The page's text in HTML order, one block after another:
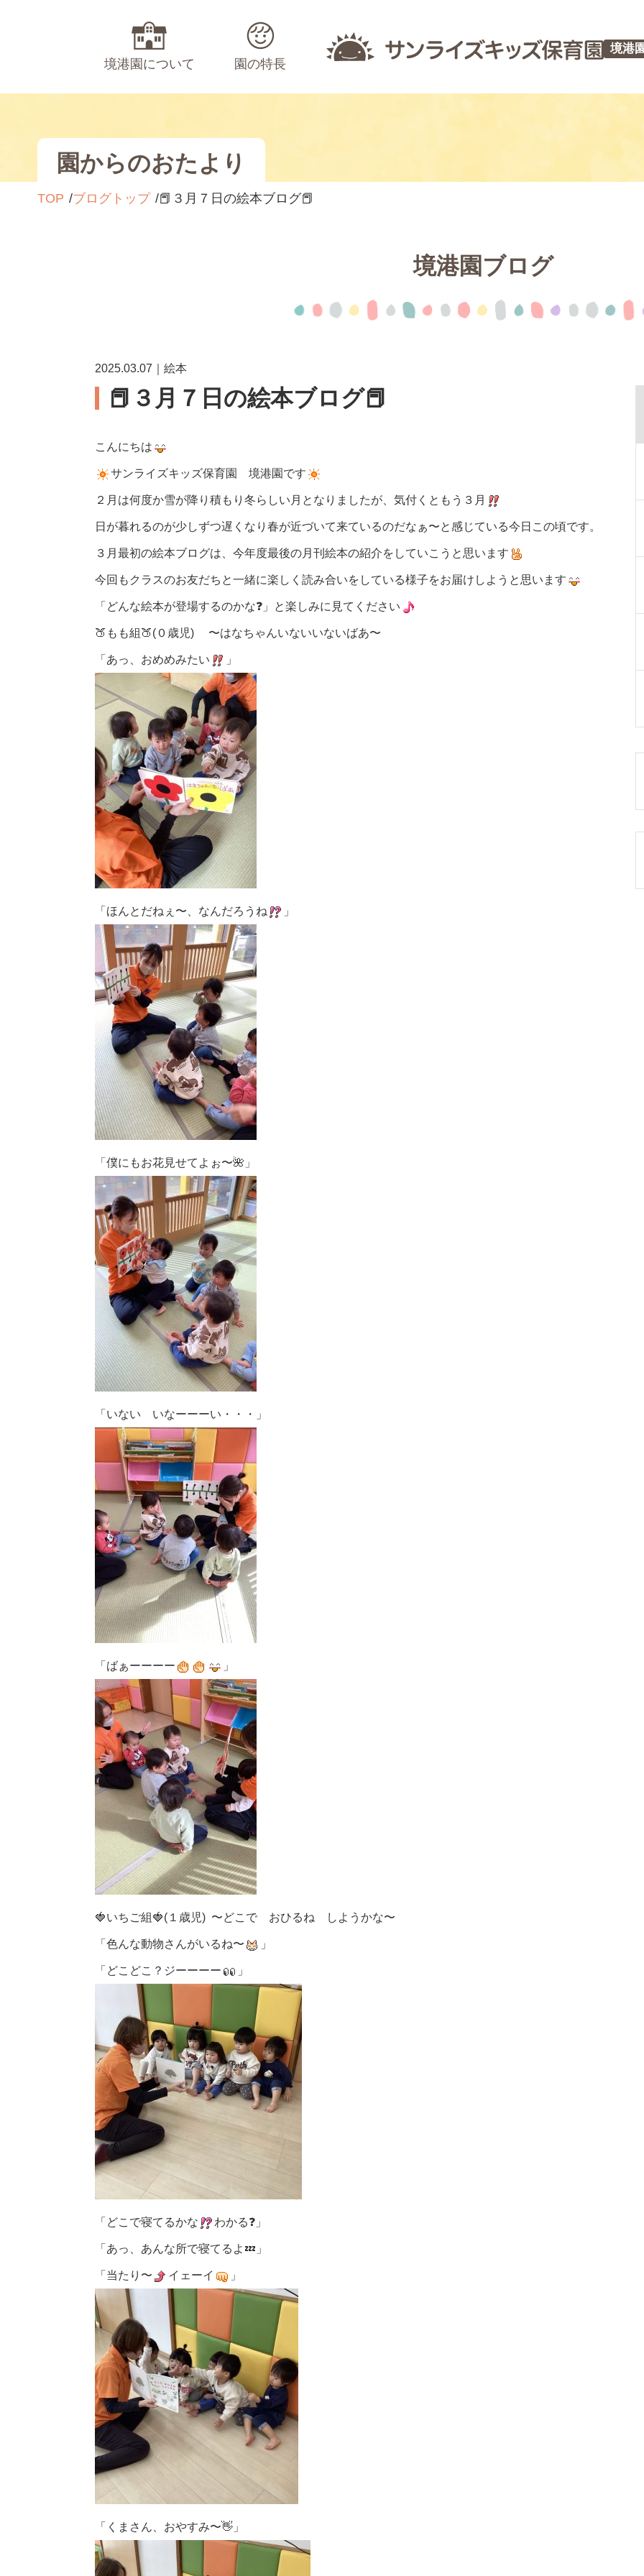
境港園について 園の特長
境港
園からのおたより
TOP ブログトップ 📕３月７日の絵本ブログ📕
境港園ブログ
2025.03.07｜絵本
📕３月７日の絵本ブログ📕
こんにちは
サンライズキッズ保育園 境港園です
２月は何度か雪が降り積もり冬らしい月となりましたが、気付くともう３月
日が暮れるのが少しずつ遅くなり春が近づいて来ているのだなぁ〜と感じている今日この頃です。
３月最初の絵本ブログは、今年度最後の月刊絵本の紹介をしていこうと思います
今回もクラスのお友だちと一緒に楽しく読み合いをしている様子をお届けしようと思います
「どんな絵本が登場するのかな❓」と楽しみに見てください
🍑もも組🍑(０歳児) 〜はなちゃんいないいないばあ〜
「あっ、おめめみたい 」
「ほんとだねぇ〜、なんだろうね 」
「僕にもお花見せてよぉ〜🌺」
「いない いなーーーい・・・」
「ばぁーーーー 」
🍓いちご組🍓(１歳児) 〜どこで おひるね しようかな〜
「色んな動物さんがいるね〜 」
「どこどこ？ジーーーー 」
「どこで寝てるかな わかる❓」
「あっ、あんな所で寝てるよ💤」
「当たり〜 イェーイ 」
「くまさん、おやすみ〜👋」